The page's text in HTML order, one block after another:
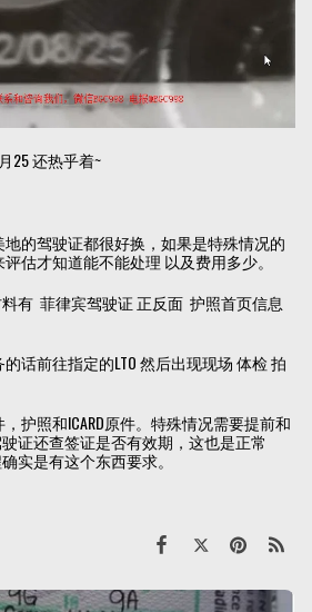
25 还热乎着~
的驾驶证都很好换，如果是特殊情况的
估才知道能不能处理 以及费用多少。
有 菲律宾驾驶证 正反面 护照首页信息
话前往指定的LTO 然后出现现场 体检 拍
护照和ICARD原件。特殊情况需要提前和
证还查签证是否有效期，这也是正常
实是有这个东西要求。